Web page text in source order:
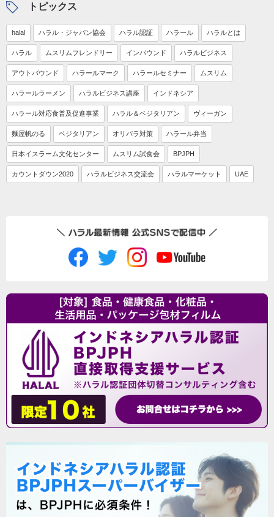
トピックス
halal ハラル・ジャパン協会 ハラル認証 ハラール ハラルとは
ハラル ムスリムフレンドリー インバウンド ハラルビジネス
アウトバウンド ハラールマーク ハラールセミナー ムスリム
ハラールラーメン ハラルビジネス講座 インドネシア
ハラール対応食普及促進事業 ハラル＆ベジタリアン ヴィーガン
麵屋帆のる ベジタリアン オリパラ対策 ハラール弁当
日本イスラーム文化センター ムスリム試食会 BPJPH
カウントダウン2020 ハラルビジネス交流会 ハラルマーケット UAE